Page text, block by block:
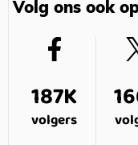
Volg ons ook
187K
volgers